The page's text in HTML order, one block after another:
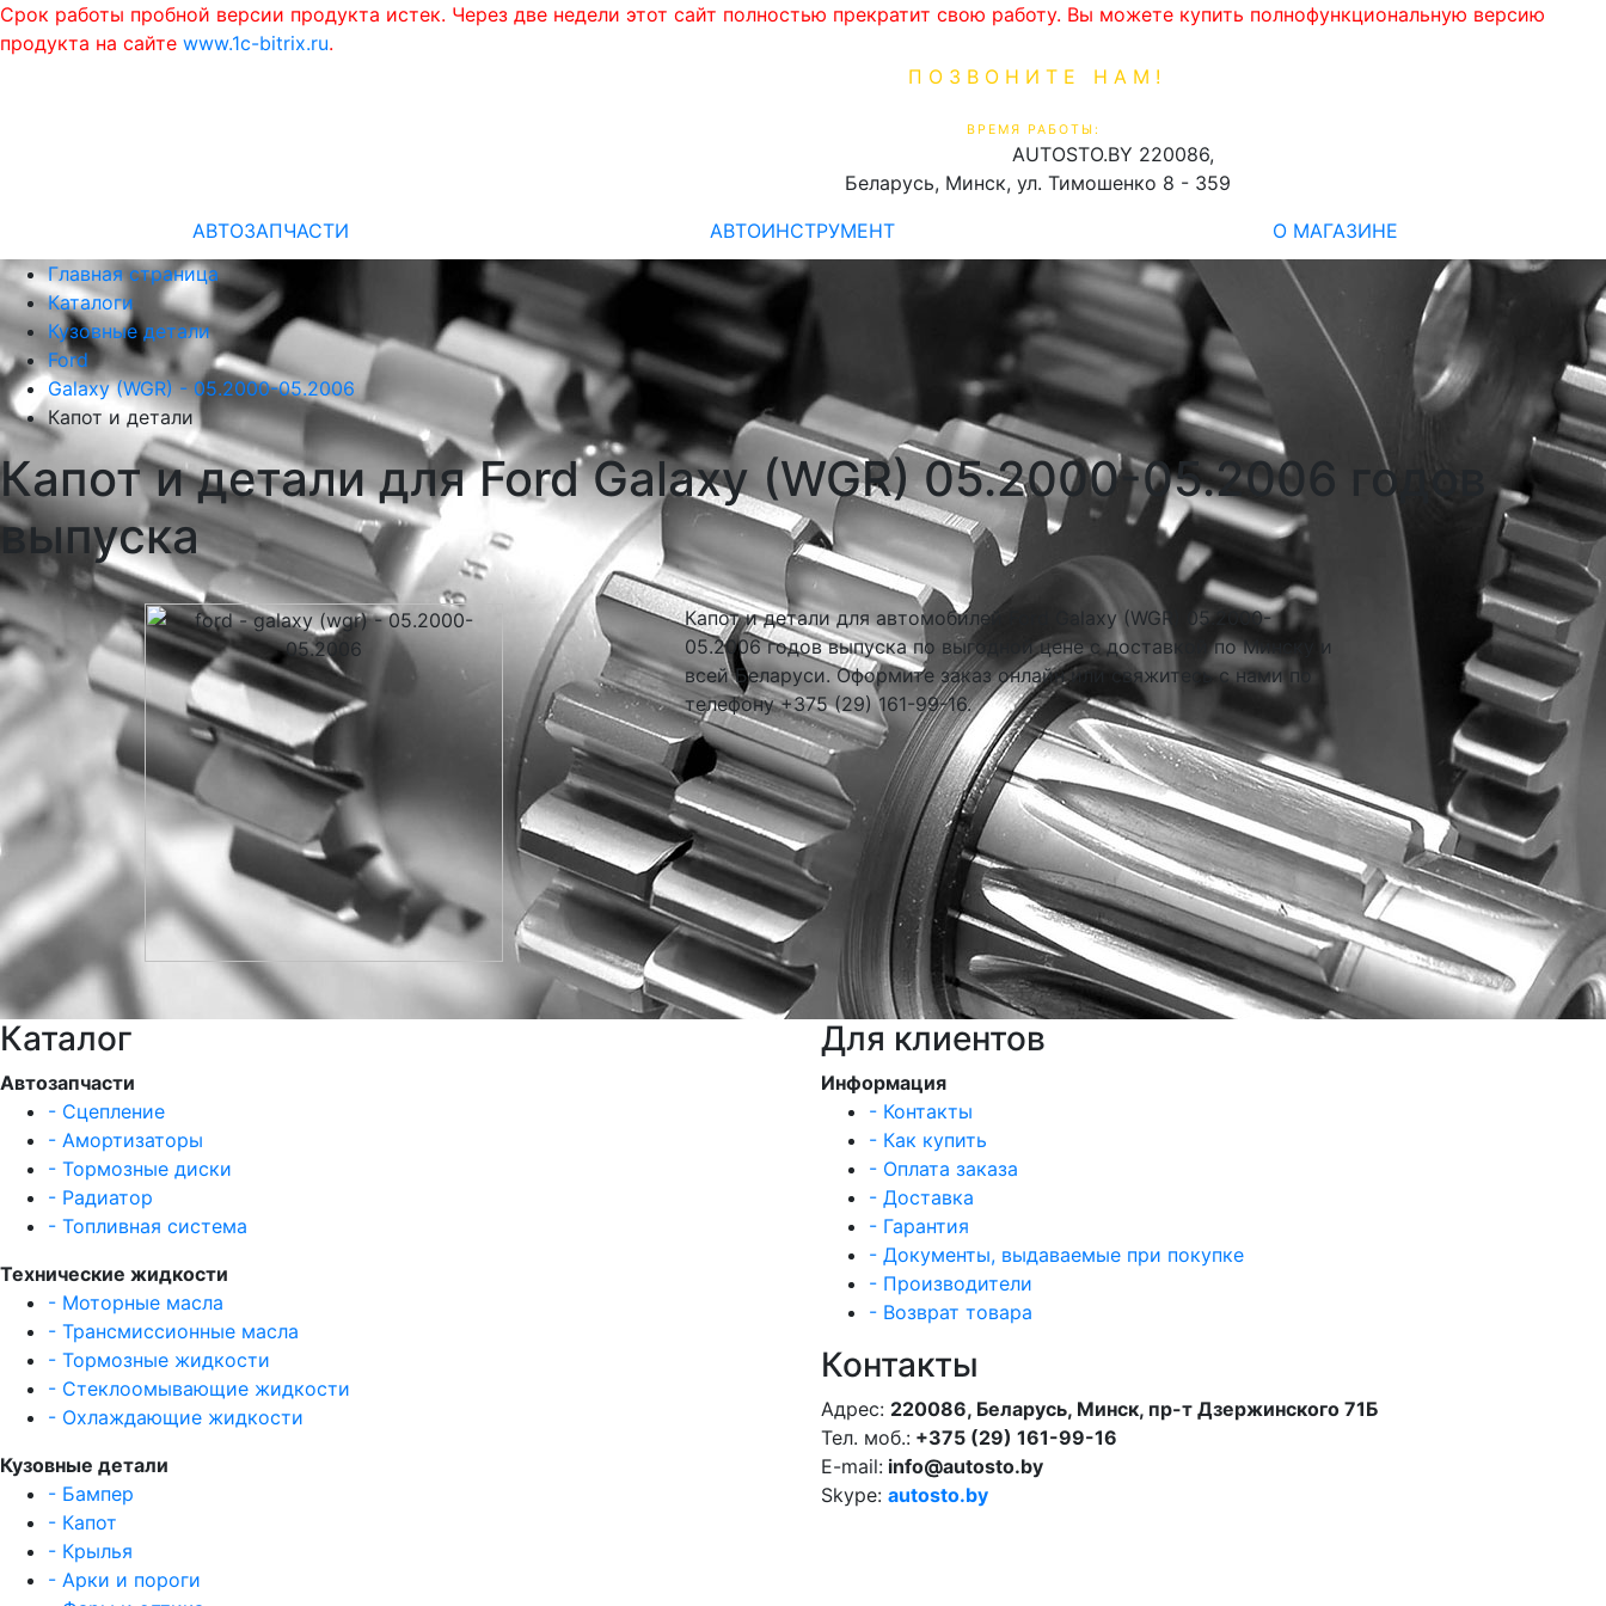
Срок работы пробной версии продукта истек. Через две недели этот сайт полностью прекратит свою работу. Вы можете купить полнофункциональную версию
продукта на сайте www.1c-bitrix.ru.
ПОЗВОНИТЕ НАМ!
ВРЕМЯ РАБОТЫ:
AUTOSTO.BY 220086,
Беларусь, Минск, ул. Тимошенко 8 - 359
АВТОЗАПЧАСТИ АВТОИНСТРУМЕНТ
О МАГАЗИНЕ
Главная страница
Каталоги
Кузовные детали
Ford
Galaxy (WGR) - 05.2000-05.2006
Капот и детали
Капот и детали для Ford Galaxy (WGR) 05.2000-05.2006 годов
выпуска
Капот и детали для автомобилей Ford Galaxy (WGR) 05.2000-
05.2006 годов выпуска по выгодной цене с доставкой по Минску и
всей Беларуси. Оформите заказ онлайн или свяжитесь с нами по
телефону +375 (29) 161-99-16.
Каталог
Автозапчасти
- Сцепление
- Амортизаторы
- Тормозные диски
- Радиатор
- Топливная система
Технические жидкости
- Моторные масла
- Трансмиссионные масла
- Тормозные жидкости
- Стеклоомывающие жидкости
- Охлаждающие жидкости
Кузовные детали
- Бампер
- Капот
- Крылья
- Арки и пороги
Для клиентов
Информация
- Контакты
- Как купить
- Оплата заказа
- Доставка
- Гарантия
- Документы, выдаваемые при покупке
- Производители
- Возврат товара
Контакты
Адрес: 220086, Беларусь, Минск, пр-т Дзержинского 71Б
Тел. моб.: +375 (29) 161-99-16
E-mail: info@autosto.by
Skype: autosto.by